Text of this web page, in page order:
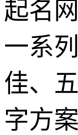
起名
一系
佳、
字方